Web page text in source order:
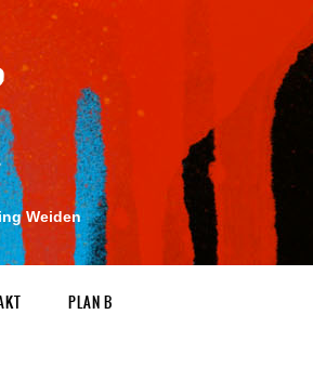
Weiden
PLAN B